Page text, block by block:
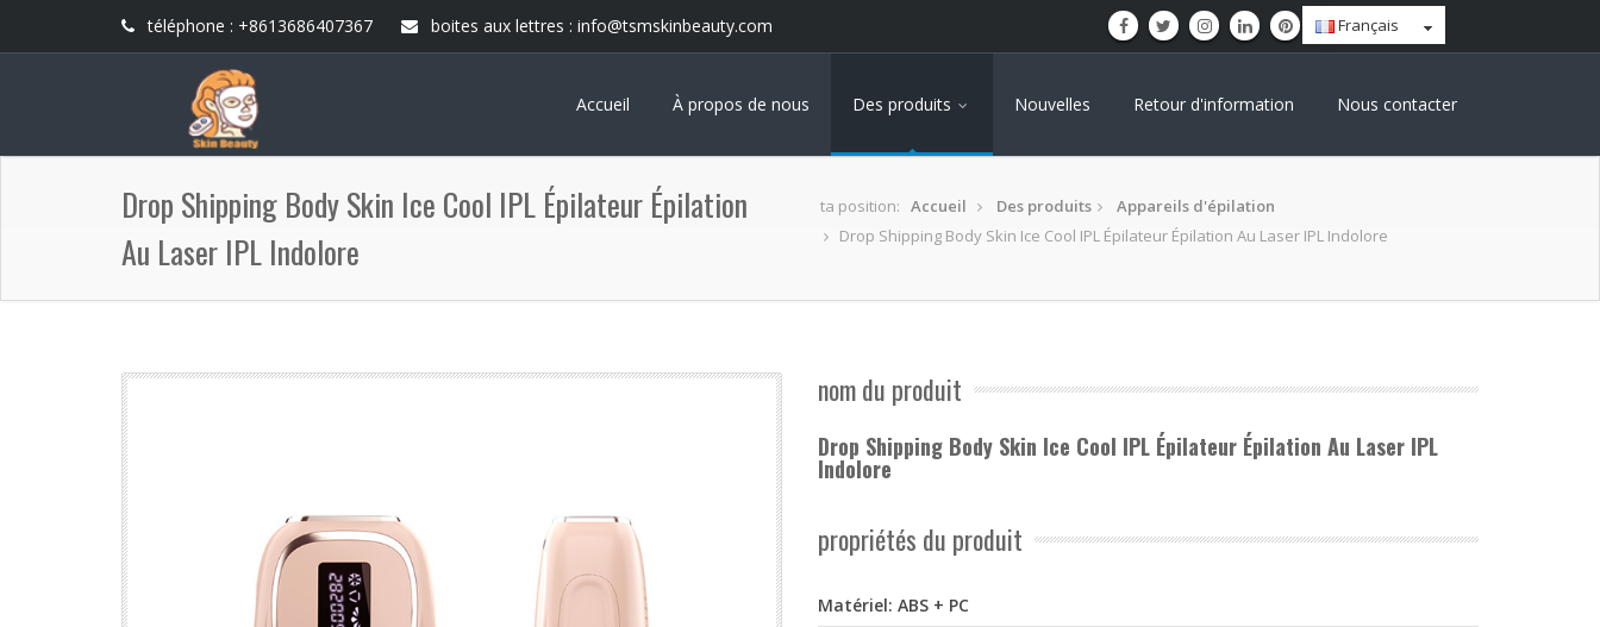
téléphone : +8613686407367 boites aux lettres : info@tsmskinbeauty.com Français
Accueil À propos de nous Des produits Nouvelles Retour d'information Nous contacter
Drop Shipping Body Skin Ice Cool IPL Épilateur Épilation
Au Laser IPL Indolore
ta position: Accueil Des produits
Appareils d'épilation
Drop Shipping Body Skin Ice Cool IPL Épilateur Épilation Au Laser IPL Indolore
nom du produit
Drop Shipping Body Skin Ice Cool IPL Épilateur Épilation Au Laser IPL
Indolore
propriétés du produit
Matériel: ABS + PC